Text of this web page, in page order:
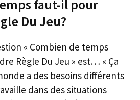
faut-il pour
Du Jeu?
« Combien de temps
Règle Du Jeu » est… « Ça
a des besoins différents
dans des situations